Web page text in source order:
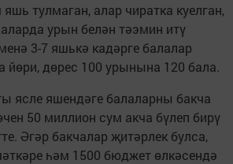
тулмаган, алар чиратка куелган,
урын белән тәэмин итү
3-7 яшькә кадәрге балалар
йөри, дөрес 100 урынына 120 бала.
ясле яшендәге балаларны бакча
50 миллион сум акча бүлеп бирү
Әгәр бакчалар җитәрлек булса,
һәм 1500 бюджет өлкәсендә